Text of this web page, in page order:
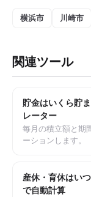
横浜市 川崎市
関連ツール
貯金はいくら貯
レーター
毎月の積立額と期
ーションします。
産休・育休はい
で自動計算